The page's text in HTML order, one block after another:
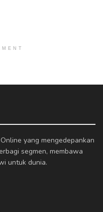
yang mengedepankan
segmen, membawa
untuk dunia.